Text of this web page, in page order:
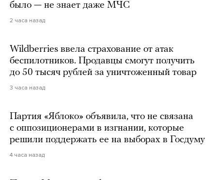
было — не знает даже МЧС
2 часа назад
Wildberries ввела страхование от атак
беспилотников. Продавцы смогут получить
до 50 тысяч рублей за уничтоженный товар
3 часа назад
Партия «Яблоко» объявила, что не связана
с оппозиционерами в изгнании, которые
решили поддержать ее на выборах в Госдуму
4 часа назад